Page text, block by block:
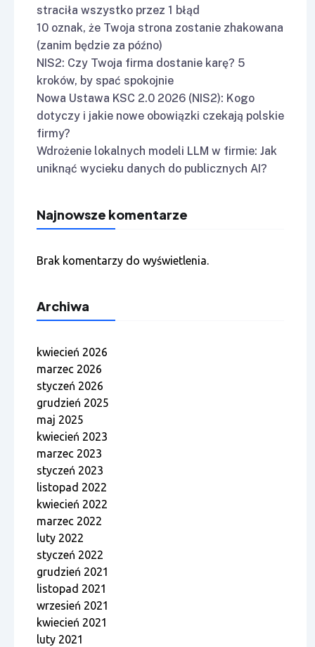
straciła wszystko przez 1 błąd
10 oznak, że Twoja strona zostanie zhakowana
(zanim będzie za późno)
NIS2: Czy Twoja firma dostanie karę? 5
kroków, by spać spokojnie
Nowa Ustawa KSC 2.0 2026 (NIS2): Kogo
dotyczy i jakie nowe obowiązki czekają polskie
firmy?
Wdrożenie lokalnych modeli LLM w firmie: Jak
uniknąć wycieku danych do publicznych AI?
Najnowsze komentarze
Brak komentarzy do wyświetlenia.
Archiwa
kwiecień 2026
marzec 2026
styczeń 2026
grudzień 2025
maj 2025
kwiecień 2023
marzec 2023
styczeń 2023
listopad 2022
kwiecień 2022
marzec 2022
luty 2022
styczeń 2022
grudzień 2021
listopad 2021
wrzesień 2021
kwiecień 2021
luty 2021